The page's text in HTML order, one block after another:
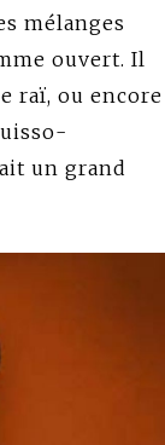
mélanges
ouvert. Il
raï, ou encore
un grand